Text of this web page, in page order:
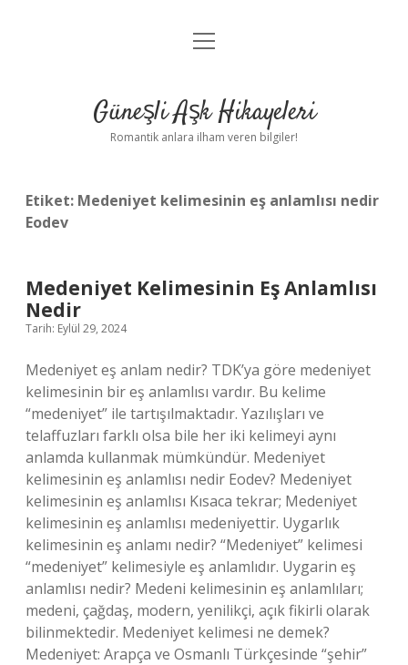
Anasayfa
Yasal Uyarı
menüyü
Güneşli Aşk Hikayeleri
Romantik anlara ilham veren bilgiler!
Etiket: Medeniyet kelimesinin eş anlamlısı nedir
Eodev
Medeniyet Kelimesinin Eş Anlamlısı
Nedir
Tarih: Eylül 29, 2024
Medeniyet eş anlam nedir? TDK’ya göre medeniyet
kelimesinin bir eş anlamlısı vardır. Bu kelime
“medeniyet” ile tartışılmaktadır. Yazılışları ve
telaffuzları farklı olsa bile her iki kelimeyi aynı
anlamda kullanmak mümkündür. Medeniyet
kelimesinin eş anlamlısı nedir Eodev? Medeniyet
kelimesinin eş anlamlısı Kısaca tekrar; Medeniyet
kelimesinin eş anlamlısı medeniyettir. Uygarlık
kelimesinin eş anlamı nedir? “Medeniyet” kelimesi
“medeniyet” kelimesiyle eş anlamlıdır. Uygarin eş
anlamlısı nedir? Medeni kelimesinin eş anlamlıları;
medeni, çağdaş, modern, yenilikçi, açık fikirli olarak
bilinmektedir. Medeniyet kelimesi ne demek?
Medeniyet: Arapça ve Osmanlı Türkçesinde “şehir”